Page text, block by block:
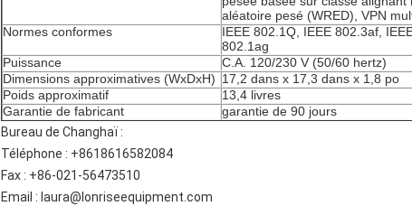
aléatoire pesé (WRED), VPN
Normes conformes
IEEE 802.1Q, IEEE 802.3af,
802.1ag
Puissance
C.A. 120/230 V (50/60 hertz)
Dimensions approximatives (WxDxH) 17,2 dans x 17,3 dans x 1,8 po
Poids approximatif
13,4 livres
Garantie de fabricant
garantie de 90 jours
Bureau de Changhaï :
Téléphone : +8618616582084
Fax : +86-021-56473510
Email : laura@lonriseequipment.com